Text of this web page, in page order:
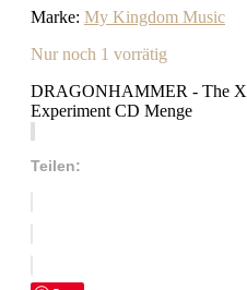
Marke: My Kingdom Music
Nur noch 1 vorrätig
DRAGONHAMMER - The X
Experiment CD Menge
Teilen: